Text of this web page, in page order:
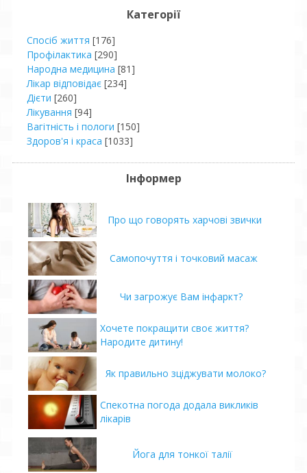
Категорії
Спосіб життя [176]
Профілактика [290]
Народна медицина [81]
Лікар відповідає [234]
Дієти [260]
Лікування [94]
Вагітність і пологи [150]
Здоров'я і краса [1033]
Інформер
Про що говорять харчові звички
Самопочуття і точковий масаж
Чи загрожує Вам інфаркт?
Хочете покращити своє життя?
Народите дитину!
Як правильно зціджувати молоко?
Спекотна погода додала викликів
лікарів
Йога для тонкої талії